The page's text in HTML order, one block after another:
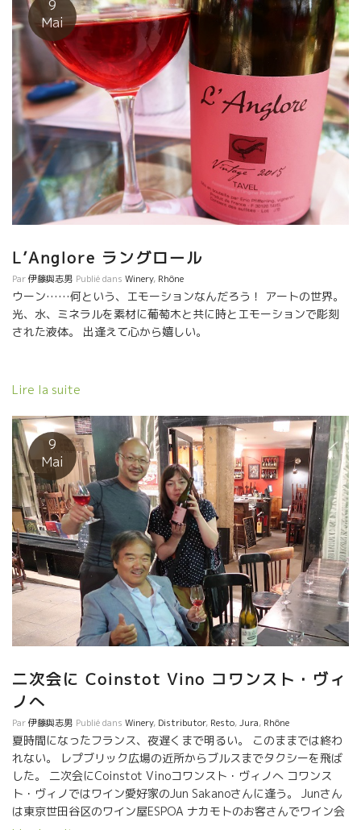
ン造りを科学的観点から真正面に取り組んでいる。 やっと、待ち
に待った人物が出てきた。 彼女のアヌクは東洋系フランス人。 だ
らから、時々フランスに来てフランスの蔵を周って研究してい
る。 フィリップ・パカレ、ドミニック・ドゥラン、フィリップ・
ジャンボン、ラングロール、ヴァランタン・ヴァレスなど 色んな
タイプの醸造家と逢って勉強している。 何より人間性が良い。
山が好きで暇がればピレネーの山に入る。自然を尊重して心より
愛している。 まだ、キチットした醸造設備が整っているわけでは
ない。 物理的要素が少しずつ整ってくるだろう。 色んな要素から
見て本気で将来が楽しみな人がでたものだ。 ずっと見守りたい人
だ。 2017年産も素晴らしかった。
9
Mai
L’Anglore ラングロール
Par伊藤與志男 Publié dans Winery, Rhône
ウーン……何という、エモーションなんだろう！ アートの世界。
光、水、ミネラルを素材に葡萄木と共に時とエモーションで彫刻
された液体。 出逢えて心から嬉しい。
Lire la suite
9
Mai
二次会に Coinstot Vino コワンスト・ヴィ
ノへ
Par伊藤與志男 Publié dans Winery, Distributor, Resto,Jura, Rhône
夏時間になったフランス、夜遅くまで明るい。 このままでは終わ
れない。 レプブリック広場の近所からブルスまでタクシーを飛ば
した。 二次会にCoinstot Vinoコワンスト・ヴィノへ コワンス
ト・ヴィノではワイン愛好家のJun Sakanoさんに逢う。 Junさん
は東京世田谷区のワイン屋ESPOA ナカモトのお客さんでワイン会